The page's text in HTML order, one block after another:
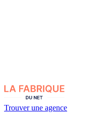
Trouver une agence